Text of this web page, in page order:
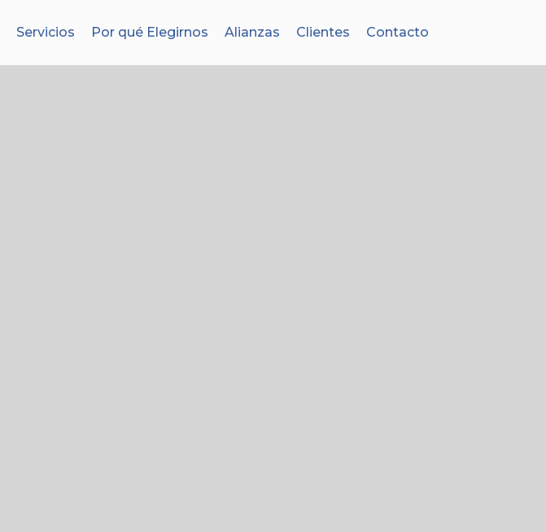
Servicios Por qué Elegirnos Alianzas Clientes Contacto